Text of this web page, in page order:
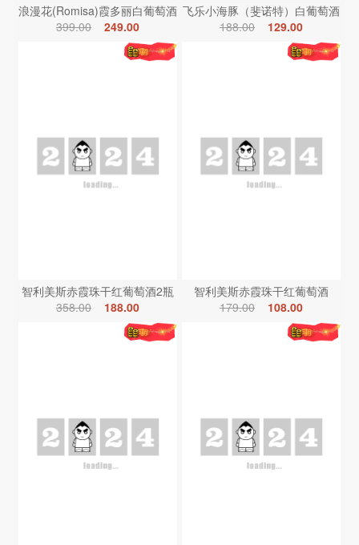
浪漫花(Romisa)霞多丽白葡萄酒
399.00
249.00
飞乐小海豚（斐诺特）白葡萄酒
188.00
129.00
智利美斯赤霞珠干红葡萄酒2瓶
358.00
188.00
智利美斯赤霞珠干红葡萄酒
179.00
108.00